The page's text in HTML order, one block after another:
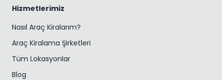
Hizmetlerimiz
Nasıl Araç Kiralarım?
Araç Kiralama Şirketleri
Tüm Lokasyonlar
Blog